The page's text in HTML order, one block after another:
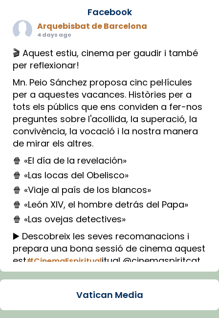
Facebook
Arquebisbat de Barcelona
4 days ago
🎬 Aquest estiu, cinema per gaudir i també
per reflexionar!
Mn. Peio Sánchez proposa cinc pel·lícules
per a aquestes vacances. Històries per a
tots els públics que ens conviden a fer-nos
preguntes sobre l'acollida, la superació, la
convivència, la vocació i la nostra manera
de mirar els altres.
🍿 «El día de la revelación»
🍿 «Las locas del Obelisco»
🍿 «Viaje al país de los blancos»
🍿 «León XIV, el hombre detrás del Papa»
🍿 «Las ovejas detectives»
▶️ Descobreix les seves recomanacions i
prepara una bona sessió de cinema aquest
est#CinemaEspiritualitual @cinemaspiritcat
Imatge: Generada amb IA (OpenAI)
Vatican Media